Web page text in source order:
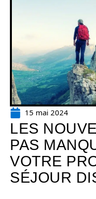
15 mai 2024
LES
PAS
VOTRE
SÉJOUR